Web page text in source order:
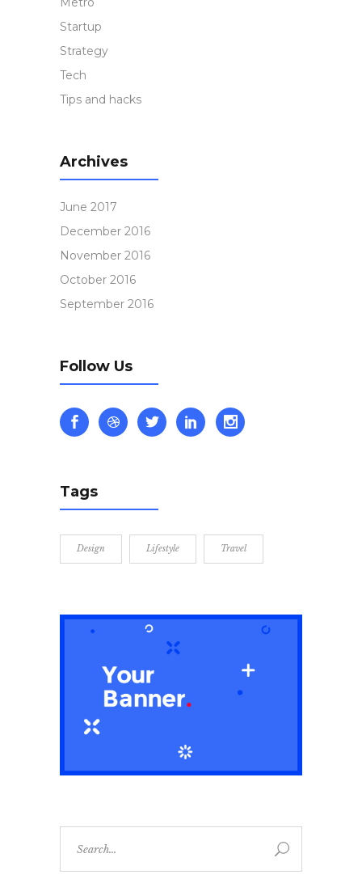
Startup
Strategy
Tech
Tips and hacks
Archives
June 2017
December 2016
November 2016
October 2016
September 2016
Follow Us
Tags
Design Lifestyle Travel